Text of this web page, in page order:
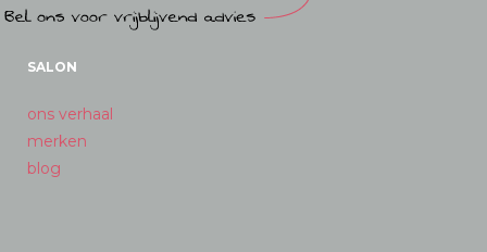
SALON
ons verhaal
merken
blog